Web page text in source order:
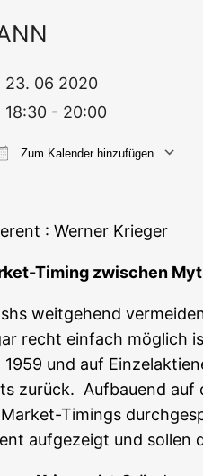
23. 06 2020
18:30 - 20:00
Zum Kalender hinzufügen
: Wer­ner Krieger
Timing zwi­schen
weit­ge­hend
recht ein­fach mög­lich
1959 und auf
zurück. Auf­bau­end auf
Timings
auf­ge­zeigt und sol­len